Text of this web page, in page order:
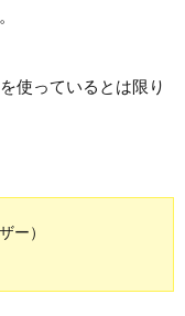
使っているとは限り
ー）